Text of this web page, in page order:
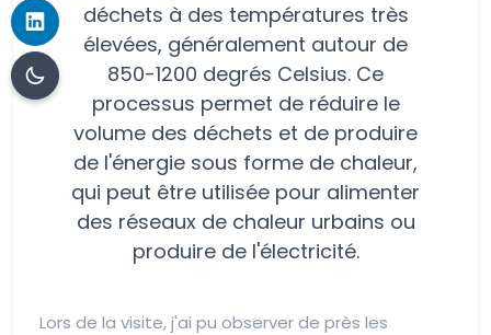
déchets à des températures très
élevées, généralement autour de
850-1200 degrés Celsius. Ce
processus permet de réduire le
volume des déchets et de produire
de l'énergie sous forme de chaleur,
qui peut être utilisée pour alimenter
des réseaux de chaleur urbains ou
produire de l'électricité.
Lors de la visite, j'ai pu observer de près les